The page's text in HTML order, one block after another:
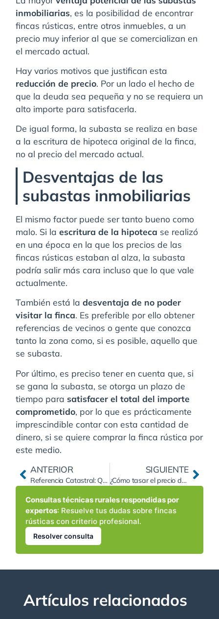
inmobiliarias, es la posibilidad de encontrar
fincas rústicas, entre otros inmuebles, a un
precio muy inferior al que se comercializan en
el mercado actual.
Hay varios motivos que justifican esta
reducción de precio. Por un lado el hecho de
que la deuda sea pequeña y no se requiera un
alto importe para satisfacerla.
De igual forma, la subasta se realiza en base
a la escritura de hipoteca original de la finca,
no al precio del mercado actual.
Desventajas de las
subastas inmobiliarias
El mismo factor puede ser tanto bueno como
malo. Si la escritura de la hipoteca se realizó
en una época en la que los precios de las
fincas rústicas estaban al alza, la subasta
podría salir más cara incluso que lo que vale
actualmente.
También está la desventaja de no poder
visitar la finca. Es preferible por ello obtener
referencias de vecinos o gente que conozca
tanto la zona como, si es posible, aquello que
se subasta.
Por último, es preciso tener en cuenta que, si
se gana la subasta, se otorga un plazo de
tiempo para satisfacer el total del importe
comprometido, por lo que es prácticamente
imprescindible contar con esta cantidad de
dinero, si se quiere comprar la finca rústica por
este medio.
ANTERIOR
Referencia Catastral: Qué es y como localizar una finca
SIGUIENTE
¿Cómo tasar el precio de una finca rústica?
Consultas técnicas rurales respondidas por
expertos: Resuelve tus dudas sobre fincas
rústicas con criterio profesional.
Resolver consulta
Artículos relacionados